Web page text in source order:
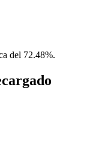
del 72.48%.